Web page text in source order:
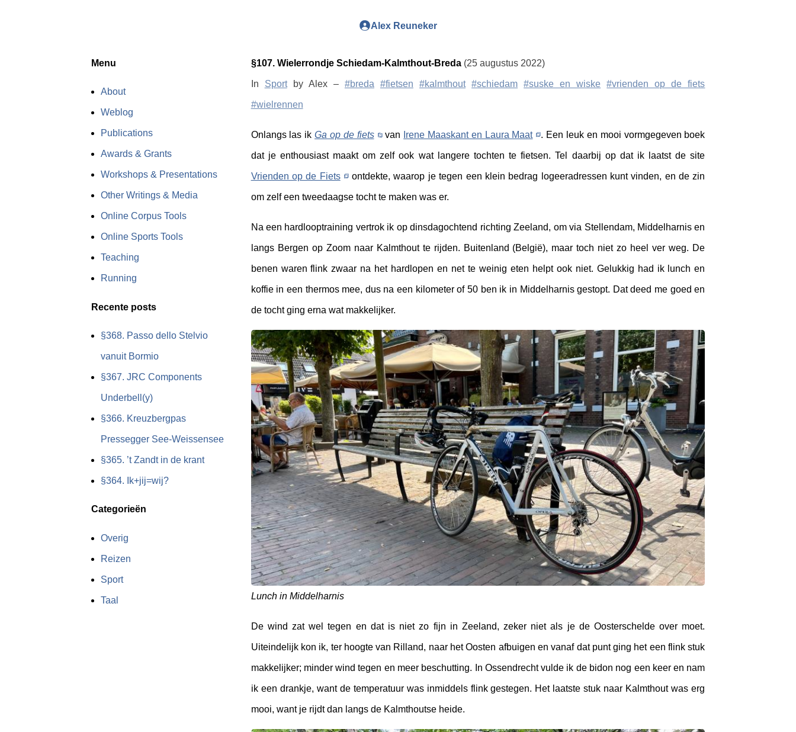
Alex Reuneker
Menu
About
Weblog
Publications
Awards & Grants
Workshops & Presentations
Other Writings & Media
Online Corpus Tools
Online Sports Tools
Teaching
Running
Recente posts
§368. Passo dello Stelvio
vanuit Bormio
§367. JRC Components
Underbell(y)
§366. Kreuzbergpas
Pressegger See-Weissensee
§365. ’t Zandt in de krant
§364. Ik+jij=wij?
Categorieën
Overig
Reizen
Sport
Taal
§107. Wielerrondje Schiedam-Kalmthout-Breda (25 augustus 2022)
In Sportby Alex – #breda #fietsen #kalmthout #schiedam #suske en wiske #vrienden op de fiets
#wielrennen
Onlangs las ikGa op de fiets van Irene Maaskant en Laura Maat . Een leuk en mooi vormgegeven boek
dat je enthousiast maakt om zelf ook wat langere tochten te fietsen. Tel daarbij op dat ik laatst de site
Vrienden op de Fiets ontdekte, waarop je tegen een klein bedrag logeeradressen kunt vinden, en de zin
om zelf een tweedaagse tocht te maken was er.
Na een hardlooptraining vertrok ik op dinsdagochtend richting Zeeland, om via Stellendam, Middelharnis en
langs Bergen op Zoom naar Kalmthout te rijden. Buitenland (België), maar toch niet zo heel ver weg. De
benen waren flink zwaar na het hardlopen en net te weinig eten helpt ook niet. Gelukkig had ik lunch en
koffie in een thermos mee, dus na een kilometer of 50 ben ik in Middelharnis gestopt. Dat deed me goed en
de tocht ging erna wat makkelijker.
Lunch in Middelharnis
De wind zat wel tegen en dat is niet zo fijn in Zeeland, zeker niet als je de Oosterschelde over moet.
Uiteindelijk kon ik, ter hoogte van Rilland, naar het Oosten afbuigen en vanaf dat punt ging het een flink stuk
makkelijker; minder wind tegen en meer beschutting. In Ossendrecht vulde ik de bidon nog een keer en nam
ik een drankje, want de temperatuur was inmiddels flink gestegen. Het laatste stuk naar Kalmthout was erg
mooi, want je rijdt dan langs de Kalmthoutse heide.